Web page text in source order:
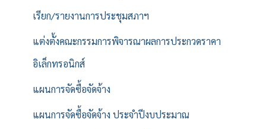
เรียก/รายงานการประชุมสภาฯ
แต่งตั้งคณะกรรมการพิจารณาผลการประกวดราคา
อิเล็กทรอนิกส์
แผนการจัดซื้อจัดจ้าง
แผนการจัดซื้อจัดจ้าง ประจำปีงบประมาณ